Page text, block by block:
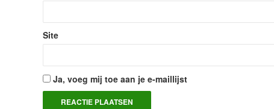
Site
Ja, voeg mij toe aan je e-maillijst